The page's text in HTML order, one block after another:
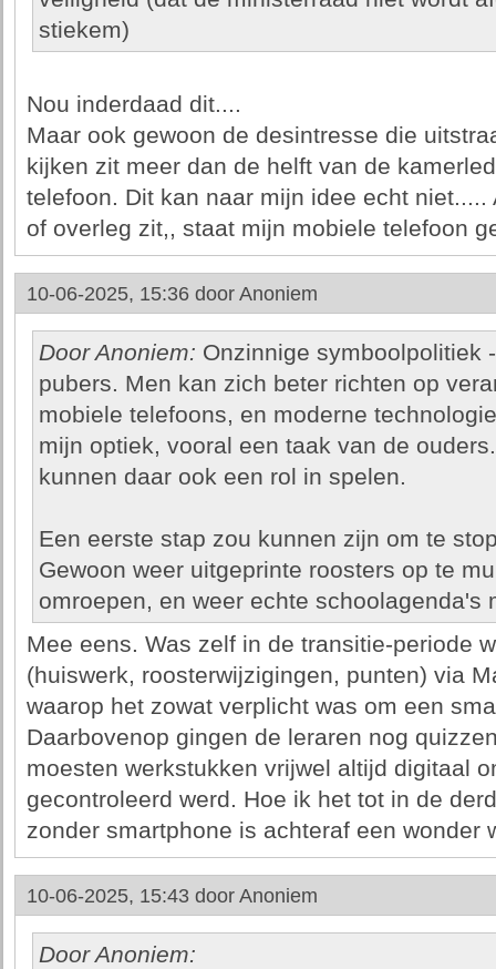
stiekem)
Nou inderdaad dit....
Maar ook gewoon de desintresse die
kijken zit meer dan de helft van de
telefoon. Dit kan naar mijn idee echt
of overleg zit,, staat mijn mobiele telefoon
10-06-2025, 15:36 door Anoniem
Door Anoniem: Onzinnige symboolpolitiek
pubers. Men kan zich beter richten op
mobiele telefoons, en moderne
mijn optiek, vooral een taak van de
kunnen daar ook een rol in spelen.
Een eerste stap zou kunnen zijn om te
Gewoon weer uitgeprinte roosters op te
omroepen, en weer echte schoolagenda's
Mee eens. Was zelf in de transitie-periode
(huiswerk, roosterwijzigingen, punten) via
waarop het zowat verplicht was om een
Daarbovenop gingen de leraren nog
moesten werkstukken vrijwel altijd digitaal
gecontroleerd werd. Hoe ik het tot in de
zonder smartphone is achteraf een wonder
10-06-2025, 15:43 door Anoniem
Door Anoniem: